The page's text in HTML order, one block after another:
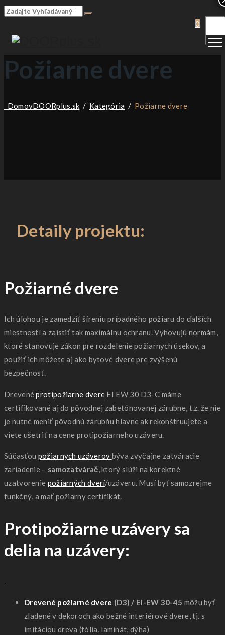
0
Požiarne dvere
DomovDOORplus.sk / Kategória / Požiarne dvere
Detaily projektu:
Požiarné dvere
Ich úlohou je zamedziť šíreniu prípadného požiaru do ďalších
miestností a zaistiť tak maximálnu ochranu. Vyhovujú normám,
ktoré stanovuje zákon pre rozdelenie požiarnych úsekov, a
použiť ich môžete aj ako bytové dvere pre zvýšenú
bezpečnosť.
Drevenéprotipožiarne dvere EI EW 30 D3-C máme
certifikované aj do pôvodnej zabetónovanej zárubne, t.z. že nie
je nutné meniť pôvodnú zárubňu hlavne ak rekonštruujete a
viete ušetriť na cene protipožiarneho uzáveru.
Súčasťou požiarnych uzáverov býva zvyčajne zatváracie
zariadenie – samozatvárač, ktorý slúži na korektné
uzatvorenie požiarných dverí/uzáveru. Musí byť samozrejme
funkčný, a mať požiarny certifikát.
Protipožiarne uzávery sa
delia na uzávery:
.
Drevené požiarné dvere (D3) / EI-EW 30-45 môžu byť
zladené v dekoroch ako bežné interiérové dvere, tj. s
imitáciou dreva (fólia, laminát, dýha)